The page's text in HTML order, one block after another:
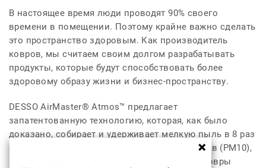
В настоящее время люди проводят 90% своего
времени в помещении. Поэтому крайне важно сделать
это пространство здоровым. Как производитель
ковров, мы считаем своим долгом разрабатывать
продукты, которые будут способствовать более
здоровому образу жизни и бизнес-пространству.
DESSO AirMaster® Atmos™ предлагает
запатентованную технологию, которая, как было
доказано, собирает и удерживает мелкую пыль в 8 раз
эффективнее, чем решения для гладких полов (PM10),
и в 4 раза эффективнее, чем классические ковры